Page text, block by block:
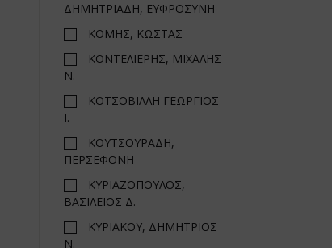
ΔΗΜΗΤΡΙΑΔΗ, ΕΥΦΡΟΣΥΝΗ
ΚΟΜΗΣ, ΚΩΣΤΑΣ
ΚΟΝΤΕΛΙΕΡΗΣ, ΜΙΧΑΛΗΣ
Ν.
ΚΟΤΣΟΒΙΛΛΗ ΓΕΩΡΓΙΟΣ
Ι.
ΚΟΥΤΣΟΥΡΑΔΗ,
ΠΕΡΣΕΦΟΝΗ
ΚΥΡΙΑΖΟΠΟΥΛΟΣ,
ΒΑΣΙΛΕΙΟΣ Δ.
ΚΥΡΙΑΚΟΥ, ΔΗΜΗΤΡΙΟΣ
Ν.